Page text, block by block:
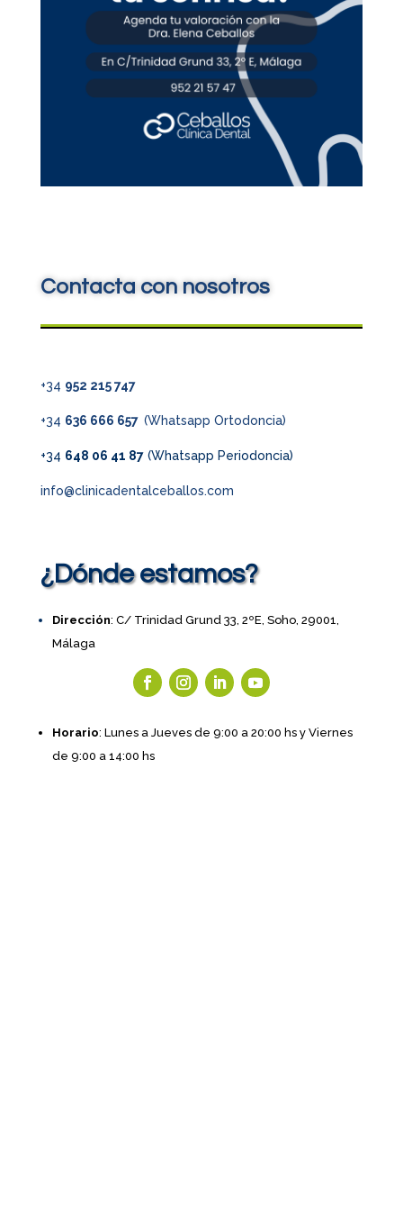
Contacta con nosotros
+34 952 215 747
+34 636 666 657 (Whatsapp Ortodoncia)
+34 648 06 41 87(Whatsapp Periodoncia)
info@clinicadentalceballos.com
¿Dónde estamos?
Dirección: C/ Trinidad Grund 33, 2ºE, Soho, 29001,
Málaga
Horario: Lunes a Jueves de 9:00 a 20:00 hs y Viernes
de 9:00 a 14:00 hs